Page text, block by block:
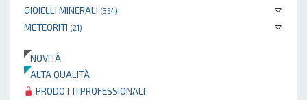
GIOIELLI MINERALI (354)
METEORITI (21)
NOVITÀ
ALTA QUALITÀ
PRODOTTI PROFESSIONALI